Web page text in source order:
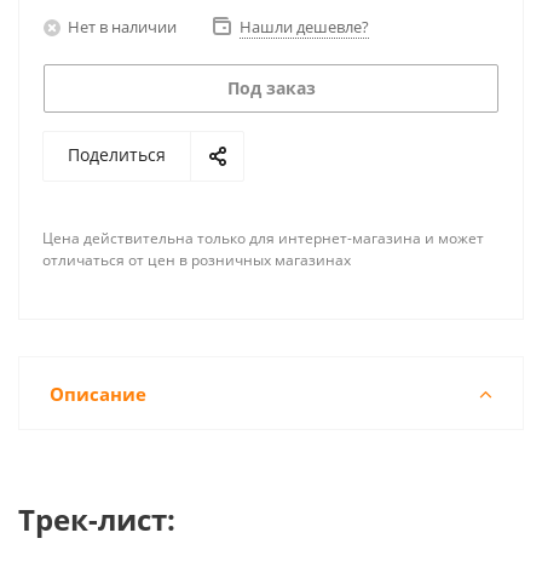
Нет в наличии Нашли дешевле?
Под заказ
Поделиться
Цена действительна только для интернет-магазина и может
отличаться от цен в розничных магазинах
Описание
Трек-лист: